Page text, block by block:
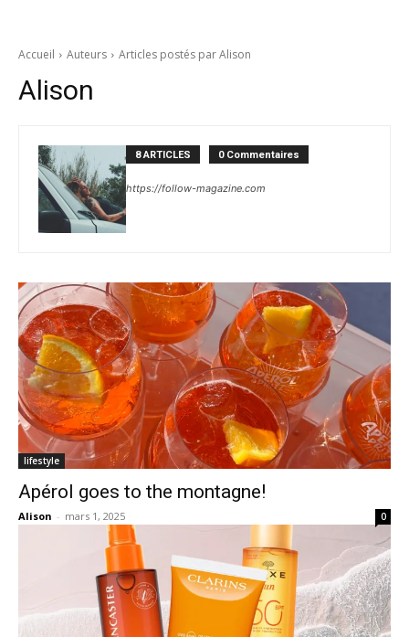
Accueil Auteurs Articles postés par Alison
Alison
8 ARTICLES 0 Commentaires
https://follow-magazine.com
lifestyle
Apérol goes to the montagne!
Alison - mars 1, 2025 0